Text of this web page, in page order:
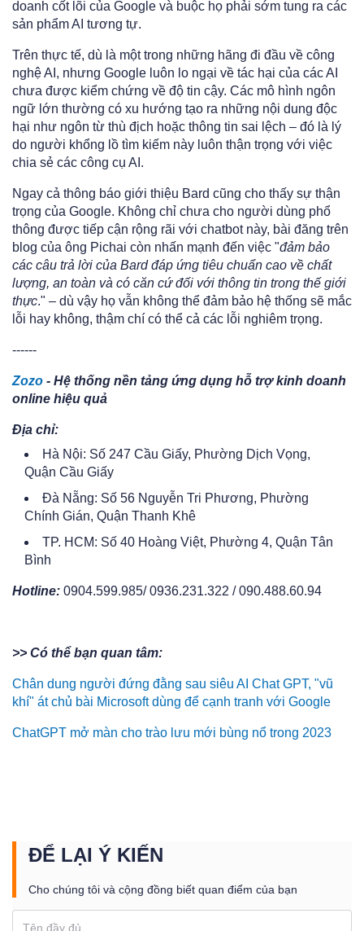
doanh cốt lõi của Google và buộc họ phải sớm tung ra các
sản phẩm AI tương tự.
Trên thực tế, dù là một trong những hãng đi đầu về công
nghệ AI, nhưng Google luôn lo ngại về tác hại của các AI
chưa được kiểm chứng về độ tin cậy. Các mô hình ngôn
ngữ lớn thường có xu hướng tạo ra những nội dung độc
hại như ngôn từ thù địch hoặc thông tin sai lệch – đó là lý
do người khổng lồ tìm kiếm này luôn thận trọng với việc
chia sẻ các công cụ AI.
Ngay cả thông báo giới thiệu Bard cũng cho thấy sự thận
trọng của Google. Không chỉ chưa cho người dùng phổ
thông được tiếp cận rộng rãi với chatbot này, bài đăng trên
blog của ông Pichai còn nhấn mạnh đến việc "đảm bảo
các câu trả lời của Bard đáp ứng tiêu chuẩn cao về chất
lượng, an toàn và có căn cứ đối với thông tin trong thế giới
thực." – dù vậy họ vẫn không thể đảm bảo hệ thống sẽ mắc
lỗi hay không, thậm chí có thể cả các lỗi nghiêm trọng.
------
Zozo - Hệ thống nền tảng ứng dụng hỗ trợ kinh doanh
online hiệu quả
Địa chỉ:
Hà Nội: Số 247 Cầu Giấy, Phường Dịch Vọng,
Quận Cầu Giấy
Đà Nẵng: Số 56 Nguyễn Tri Phương, Phường
Chính Gián, Quận Thanh Khê
TP. HCM: Số 40 Hoàng Việt, Phường 4, Quận Tân
Bình
Hotline: 0904.599.985/ 0936.231.322 / 090.488.60.94
>> Có thể bạn quan tâm:
Chân dung người đứng đằng sau siêu AI Chat GPT, "vũ
khí" át chủ bài Microsoft dùng để cạnh tranh với Google
ChatGPT mở màn cho trào lưu mới bùng nổ trong 2023
ĐỂ LẠI Ý KIẾN
Cho chúng tôi và cộng đồng biết quan điểm của bạn